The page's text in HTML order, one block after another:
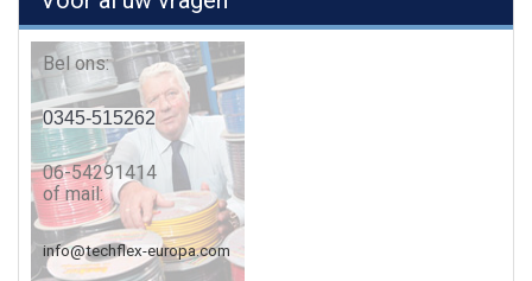
Bel ons:
0345-515262
06-54291414
of mail:
info@techflex-europa.com